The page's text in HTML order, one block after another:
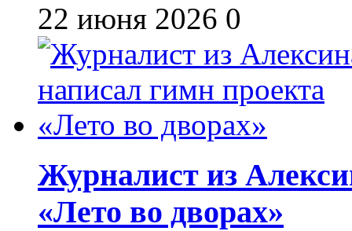
22 июня 2026 0
Журналист из
«Лето во дворах»